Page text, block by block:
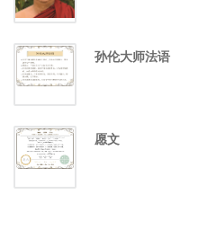
孙伦大师法语
愿文